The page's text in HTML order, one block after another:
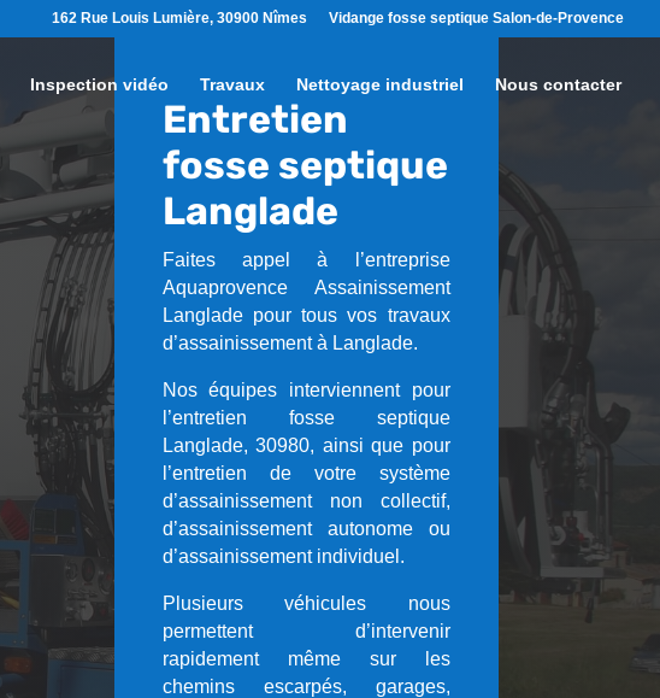
162 Rue Louis Lumière, 30900 Nîmes Vidange fosse septique Salon-de-Provence
Inspection vidéo Travaux Nettoyage industriel Nous contacter
Entretien
fosse septique
Langlade
Faites appel à l’entreprise
Aquaprovence Assainissement
Langlade pour tous vos travaux
d’assainissement à Langlade.
Nos équipes interviennent pour
l’entretien fosse septique
Langlade, 30980, ainsi que pour
l’entretien de votre système
d’assainissement non collectif,
d’assainissement autonome ou
d’assainissement individuel.
Plusieurs véhicules nous
permettent d’intervenir
rapidement même sur les
chemins escarpés, garages,